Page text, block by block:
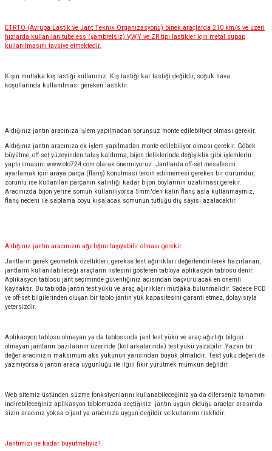
ETRTO (Avrupa Lastik ve Jant Teknik Organizasyonu) binek araçlarda 210 km/s ve üzeri
hızlarda kullanılan tubeless (şambrelsiz) V,W,Y ve ZR tipi lastikler için metal supap
kullanılmasını tavsiye etmektedir.
Kışın mutlaka kış lastiği kullanınız. Kış lastiği kar lastiği değildir, soğuk hava
koşullarında kullanılması gereken lastiktir.
Aldığınız jantın aracınıza işlem yapılmadan sorunsuz monte edilebiliyor olması gerekir.
Aldığınız jantın aracınıza ek işlem yapılmadan monte edilebiliyor olması gerekir. Göbek
büyütme, off-set yüzeyinden talaş kaldırma, bijon deliklerinde değişiklik gibi işlemlerin
yaptırılmasını www.oto724.com olarak önermiyoruz. Jantlarda off-set mesafesini
ayarlamak için araya parça (flanş) konulması tercih edilmemesi gereken bir durumdur,
zorunlu ise kullanılan parçanın kalınlığı kadar bijon boylarının uzatılması gerekir.
Aracınızda bijon yerine somun kullanılıyorsa 5mm.'den kalın flanş asla kullanmayınız,
flanş nedeni ile saplama boyu kısalacak somunun tuttuğu diş sayısı azalacaktır.
Aldığınız jantın aracınızın ağırlığını taşıyabilir olması gerekir.
Jantların gerek geometrik özellikleri, gerekse test ağırlıkları değerlendirilerek hazırlanan,
jantların kullanılabileceği araçların listesini gösteren tabloya aplikasyon tablosu denir.
Aplikasyon tablosu jant seçiminde güvenliğiniz açısından başvurulacak en önemli
kaynaktır. Bu tabloda jantın test yükü ve araç ağırlıkları mutlaka bulunmalıdır. Sadece PCD
ve off-set bilgilerinden oluşan bir tablo jantın yük kapasitesini garanti etmez, dolayısıyla
yetersizdir.
Aplikasyon tablosu olmayan ya da tablosunda jant test yükü ve araç ağırlığı bilgisi
olmayan jantların bazılarının üzerinde (kol arkalarında) test yükü yazabilir. Yazan bu
değer aracınızın maksimum aks yükünün yarısından büyük olmalıdır. Test yükü değeri de
yazmıyorsa o jantın araca uygunluğu ile ilgili fikir yürütmek mümkün değildir.
Web sitemiz üstünden süzme fonksiyonlarını kullanabileceğiniz ya da dilerseniz tamamını
indirebileceğiniz aplikasyon tablomuzda seçtiğiniz jantın uygun olduğu araçlar arasında
sizin aracınız yoksa o jant ya aracınıza uygun değildir ve kullanımı risklidir.
Jantımızı ne kadar büyütmeliyiz?